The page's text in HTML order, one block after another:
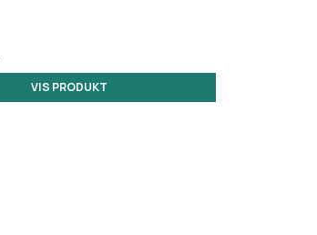
VIS PRODUKT